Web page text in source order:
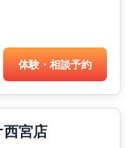
体験・相談予約
西宮店